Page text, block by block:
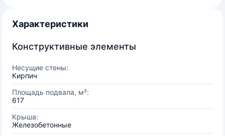
Характеристики
Конструктивные элементы
Несущие стены:
Кирпич
Площадь подвала, м²:
617
Крыша:
Железобетонные